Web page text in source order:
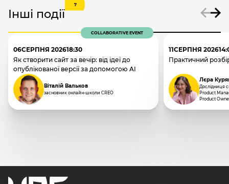
Інші події
7
COLLABORATIVE EVENT
06СЕРПНЯ 202618:30
Як створити сайт за вечір: від ідеї до
опублікованої версії за допомогою AI
Віталій Вальков
засновник онлайн-школи CREO
11СЕРПНЯ 2026
Практичний
Лєра
Дослідниця
Product
Product